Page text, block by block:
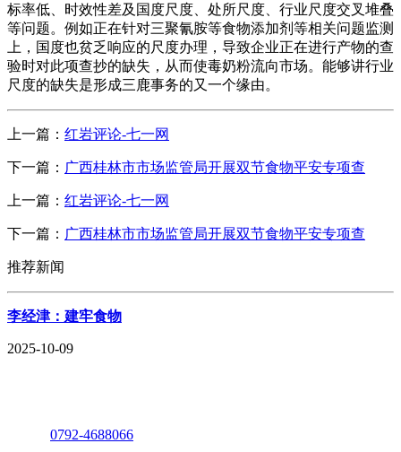
标率低、时效性差及国度尺度、处所尺度、行业尺度交叉堆叠
等问题。例如正在针对三聚氰胺等食物添加剂等相关问题监测
上，国度也贫乏响应的尺度办理，导致企业正在进行产物的查
验时对此项查抄的缺失，从而使毒奶粉流向市场。能够讲行业
尺度的缺失是形成三鹿事务的又一个缘由。
上一篇： 红岩评论-七一网
下一篇： 广西桂林市市场监管局开展双节食物平安专项查
上一篇： 红岩评论-七一网
下一篇： 广西桂林市市场监管局开展双节食物平安专项查
推荐新闻
李经津：建牢食物
2025-10-09
0792-4688066